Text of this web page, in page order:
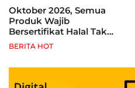
Oktober 2026, Semua
Produk Wajib
Bersertifikat Halal Tak
Kantongi Sertifikat Halal,
Pelaku Usaha Terancam
BERITA HOT